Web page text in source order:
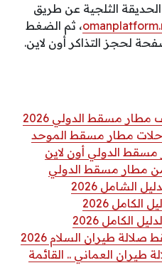
الثلجية عن طريق
، ثم الضغط
لحجز التذاكر أون لاين.
مسقط الدولي 2026
مطار مسقط الموحد
الدولي أون لاين
من مطار مسقط الدولي
الشامل 2026
2026
الكامل 2026
طيران السلام 2026
طيران العماني .. القائمة